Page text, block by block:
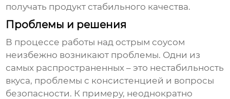
получать продукт стабильного качества.
Проблемы и решения
В процессе работы над острым соусом
неизбежно возникают проблемы. Одни из
самых распространенных – это нестабильность
вкуса, проблемы с консистенцией и вопросы
безопасности. К примеру, неоднократно